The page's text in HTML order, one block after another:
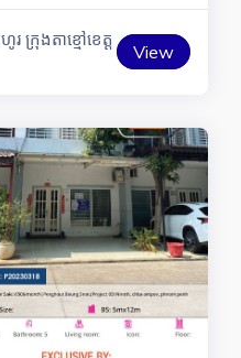
ក្រុងតាខ្មៅខេត្ត
View